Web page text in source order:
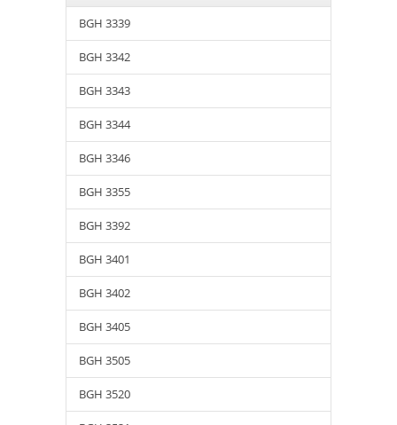
BGH 3339
BGH 3342
BGH 3343
BGH 3344
BGH 3346
BGH 3355
BGH 3392
BGH 3401
BGH 3402
BGH 3405
BGH 3505
BGH 3520